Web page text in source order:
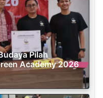
Pilah
Academy 2026